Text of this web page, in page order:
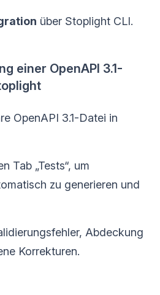
über Stoplight CLI.
einer OpenAPI 3.1-
OpenAPI 3.1-Datei in
Tab „Tests“, um
zu generieren und
Abdeckung
Korrekturen.